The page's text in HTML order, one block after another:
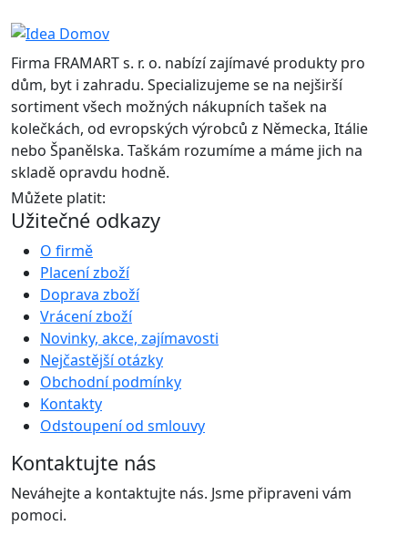
Firma FRAMART s. r. o. nabízí zajímavé produkty pro
dům, byt i zahradu. Specializujeme se na nejširší
sortiment všech možných nákupních tašek na
kolečkách, od evropských výrobců z Německa, Itálie
nebo Španělska. Taškám rozumíme a máme jich na
skladě opravdu hodně.
Můžete platit:
Užitečné odkazy
O firmě
Placení zboží
Doprava zboží
Vrácení zboží
Novinky, akce, zajímavosti
Nejčastější otázky
Obchodní podmínky
Kontakty
Odstoupení od smlouvy
Kontaktujte nás
Neváhejte a kontaktujte nás. Jsme připraveni vám
pomoci.